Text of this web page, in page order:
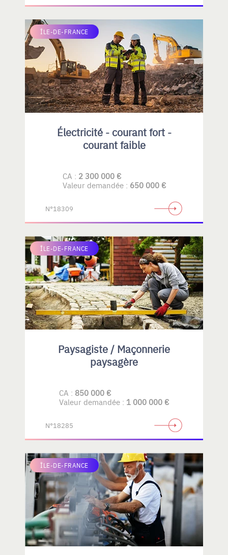
ÎLE-DE-FRANCE
Électricité - courant fort -
courant faible
CA : 2 300 000 €
Valeur demandée : 650 000 €
N°18309
ÎLE-DE-FRANCE
Paysagiste / Maçonnerie
paysagère
CA : 850 000 €
Valeur demandée : 1 000 000 €
N°18285
ÎLE-DE-FRANCE